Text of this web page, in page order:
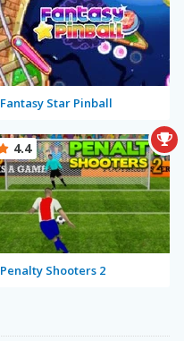
Fantasy Star Pinball
Penalty Shooters 2
4.4